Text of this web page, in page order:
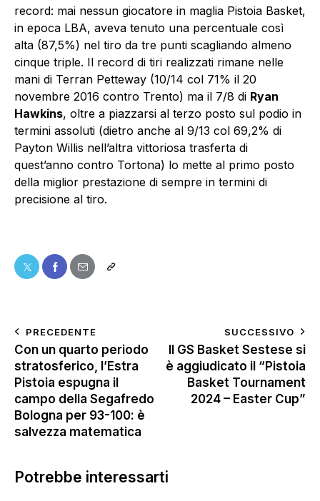
record: mai nessun giocatore in maglia Pistoia Basket,
in epoca LBA, aveva tenuto una percentuale così
alta (87,5%) nel tiro da tre punti scagliando almeno
cinque triple. Il record di tiri realizzati rimane nelle
mani di Terran Petteway (10/14 col 71% il 20
novembre 2016 contro Trento) ma il 7/8 di Ryan
Hawkins, oltre a piazzarsi al terzo posto sul podio in
termini assoluti (dietro anche al 9/13 col 69,2% di
Payton Willis nell’altra vittoriosa trasferta di
quest’anno contro Tortona) lo mette al primo posto
della miglior prestazione di sempre in termini di
precisione al tiro.
PRECEDENTE
Con un quarto periodo
stratosferico, l’Estra
Pistoia espugna il
campo della Segafredo
Bologna per 93-100: è
salvezza matematica
SUCCESSIVO
Il GS Basket Sestese si
è aggiudicato il “Pistoia
Basket Tournament
2024 – Easter Cup”
Potrebbe interessarti